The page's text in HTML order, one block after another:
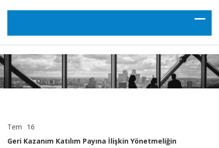
Tem 16
Katılım
Geri Kazanım Katılım Payına İlişkin Yönetmeliğin